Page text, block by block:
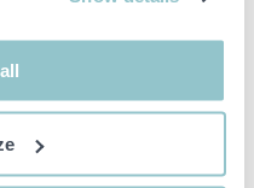
är framtagen
är ej bindande i detalj.
angett i beskrivningen.